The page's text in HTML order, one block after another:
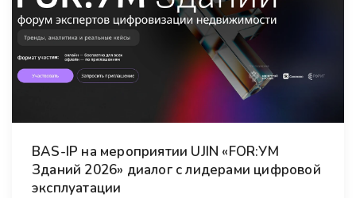
BAS-IP на мероприятии UJIN «FOR:УМ
Зданий 2026» диалог с лидерами цифровой
эксплуатации